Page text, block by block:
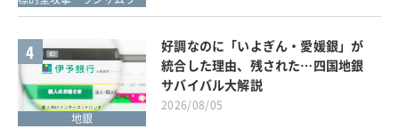
4
地銀
好調なのに「いよぎん・愛媛銀」が
統合した理由、残された…四国地銀
サバイバル大解説
2026/08/05